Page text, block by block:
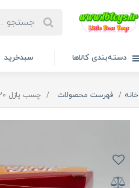
دسته‌بندی کالاها سبدخرید
خانه فهرست محصولات چسب پازل 120میل کینگ با راهنمای فارسی